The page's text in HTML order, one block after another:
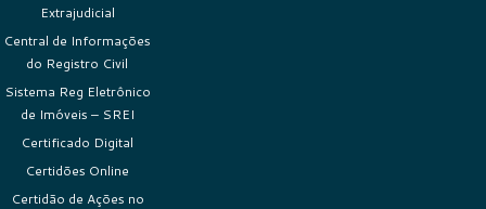
Extrajudicial
Central de Informações
do Registro Civil
Sistema Reg Eletrônico
de Imóveis – SREI
Certificado Digital
Certidões Online
Certidão de Ações no